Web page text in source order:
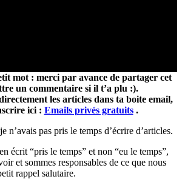
mot : merci par avance de partager cet
un commentaire si il t’a plu :).
les articles dans ta boite email,
ici : Emails privés gratuits.
n’avais pas pris le temps d’écrire d’articles.
écrit “pris le temps” et non “eu le temps”,
et sommes responsables de ce que nous
rappel salutaire.